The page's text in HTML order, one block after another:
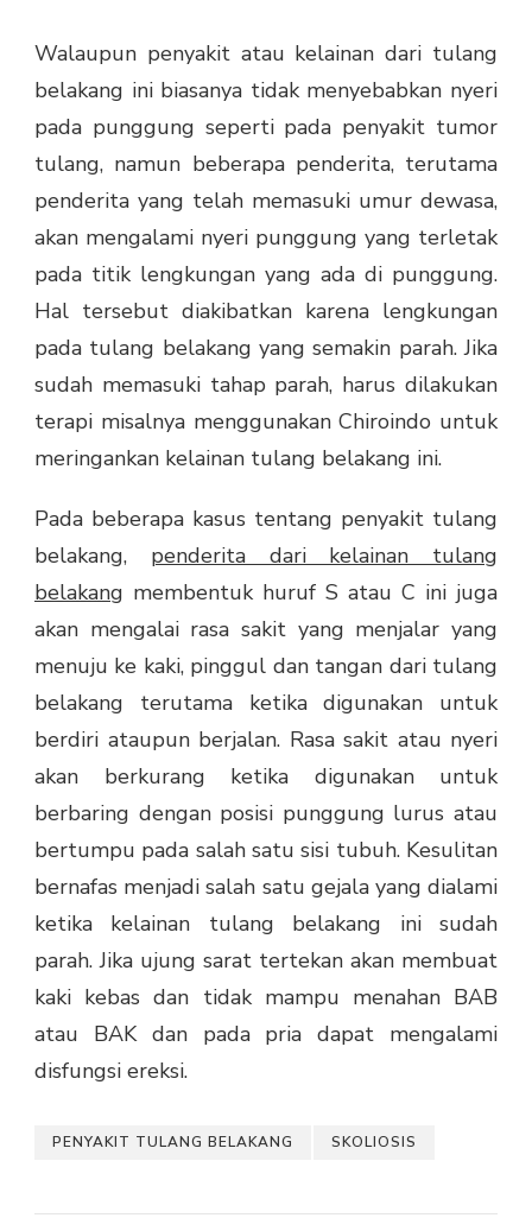
Walaupun penyakit atau kelainan dari tulang
belakang ini biasanya tidak menyebabkan nyeri
pada punggung seperti pada penyakit tumor
tulang, namun beberapa penderita, terutama
penderita yang telah memasuki umur dewasa,
akan mengalami nyeri punggung yang terletak
pada titik lengkungan yang ada di punggung.
Hal tersebut diakibatkan karena lengkungan
pada tulang belakang yang semakin parah. Jika
sudah memasuki tahap parah, harus dilakukan
terapi misalnya menggunakan Chiroindo untuk
meringankan kelainan tulang belakang ini.
Pada beberapa kasus tentang penyakit tulang
belakang, penderita dari kelainan tulang
belakang membentuk huruf S atau C ini juga
akan mengalai rasa sakit yang menjalar yang
menuju ke kaki, pinggul dan tangan dari tulang
belakang terutama ketika digunakan untuk
berdiri ataupun berjalan. Rasa sakit atau nyeri
akan berkurang ketika digunakan untuk
berbaring dengan posisi punggung lurus atau
bertumpu pada salah satu sisi tubuh. Kesulitan
bernafas menjadi salah satu gejala yang dialami
ketika kelainan tulang belakang ini sudah
parah. Jika ujung sarat tertekan akan membuat
kaki kebas dan tidak mampu menahan BAB
atau BAK dan pada pria dapat mengalami
disfungsi ereksi.
PENYAKIT TULANG BELAKANG SKOLIOSIS